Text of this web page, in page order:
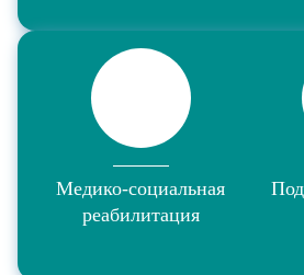
Медико-социальная
реабилитация